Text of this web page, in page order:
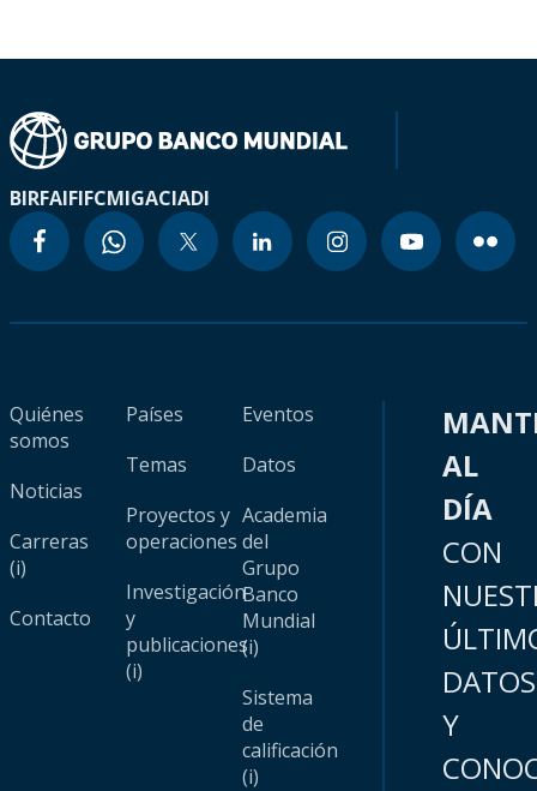
BIRFAIFIFCMIGACIADI
Quiénes
somos
Noticias
Carreras
(i)
Contacto
Países
Temas
Proyectos y
operaciones
Investigación
y
publicaciones
(i)
Eventos
Datos
Academia
del
Grupo
Banco
Mundial
(i)
Sistema
de
calificación
(i)
AL
DÍA
CON
DATOS
Y